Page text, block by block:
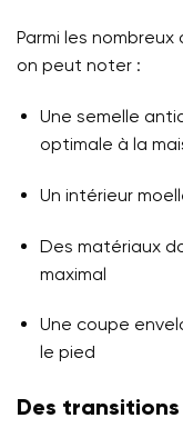
Parmi les
on peut noter :
Une semelle
optimale à la
Un intérieur
Des matériaux
maximal
Une coupe
le pied
Des